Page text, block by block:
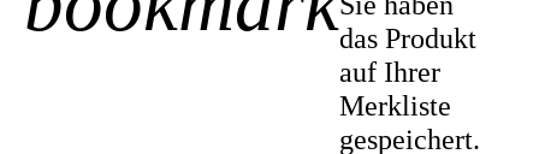
das Produkt
auf Ihrer
Merkliste
gespeichert.